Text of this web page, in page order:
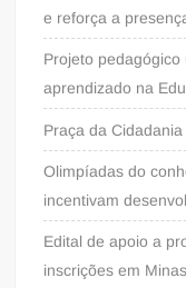
e reforça a
Projeto
aprendizado na
Praça da
Olimpíadas do
incentivam
Edital de apoio a
inscrições em